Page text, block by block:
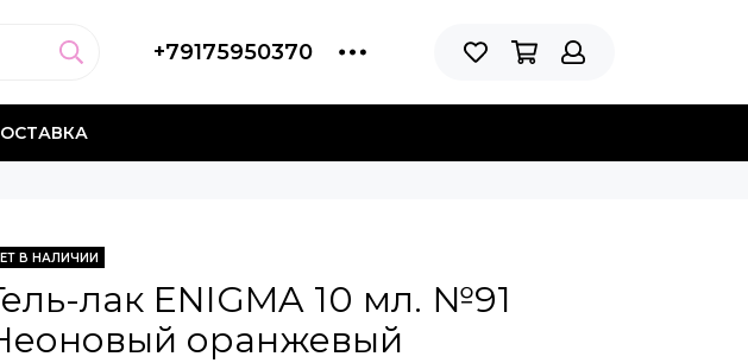
+79175950370
В НАЛИЧИИ
лак ENIGMA 10 мл. №91
оранжевый